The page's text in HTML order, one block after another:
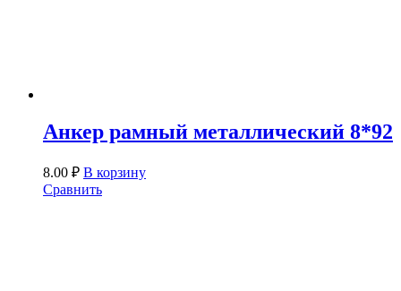
Анкер рамный металлический 8*92
8.00 ₽ В корзину
Сравнить